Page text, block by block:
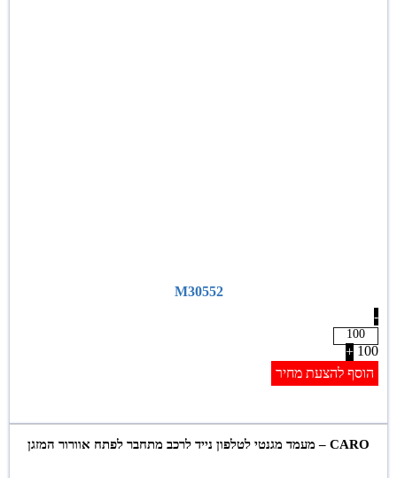
M30552
-
100
+
הוסף להצעת מחיר
CARO – מעמד מגנטי לטלפון נייד לרכב מתחבר לפתח אוורור המזגן